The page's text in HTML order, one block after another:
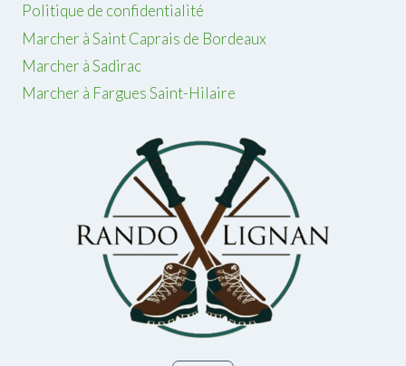
Politique de confidentialité
Marcher à Saint Caprais de Bordeaux
Marcher à Sadirac
Marcher à Fargues Saint-Hilaire